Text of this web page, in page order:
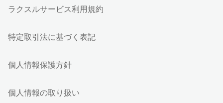
ラクスルサービス利用規約
特定取引法に基づく表記
個人情報保護方針
個人情報の取り扱い